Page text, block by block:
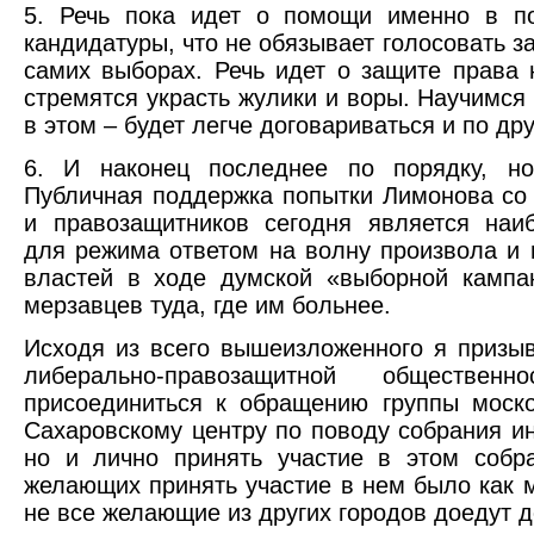
5. Речь пока идет о помощи именно в
кандидатуры, что не обязывает голосовать
самих выборах. Речь идет о защите права
стремятся украсть жулики и воры. Научимся
в этом – будет легче договариваться и по
6. И наконец последнее по порядку,
Публичная поддержка попытки Лимонова
и правозащитников сегодня является
для режима ответом на волну произвола и
властей в ходе думской «выборной
мерзавцев туда, где им больнее.
Исходя из всего вышеизложенного я
либерально-правозащитной
присоединиться к обращению группы
Сахаровскому центру по поводу собрания
но и лично принять участие в этом
желающих принять участие в нем было как
не все желающие из других городов доедут